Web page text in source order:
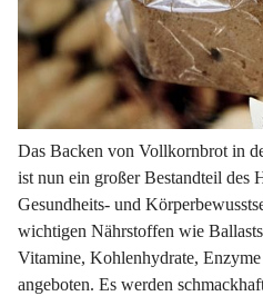
Das Backen von Vollkornbrot in
ist nun ein großer Bestandteil des
Gesundheits- und
wichtigen Nährstoffen wie
Vitamine, Kohlenhydrate,
angeboten. Es werden